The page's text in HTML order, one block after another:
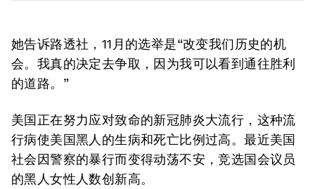
她告诉路透社，11月的选举是“改变我们历史的机
会。我真的决定去争取，因为我可以看到通往胜利
的道路。”
美国正在努力应对致命的新冠肺炎大流行，这种流
行病使美国黑人的生病和死亡比例过高。最近美国
社会因警察的暴行而变得动荡不安，竞选国会议员
的黑人女性人数创新高。